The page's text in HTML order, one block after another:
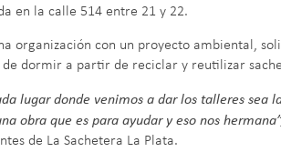
en la calle 514 entre 21 y 22.
organización con un proyecto ambiental,
de dormir a partir de reciclar y reutilizar
lugar donde venimos a dar los talleres sea
obra que es para ayudar y eso nos
de La Sachetera La Plata.